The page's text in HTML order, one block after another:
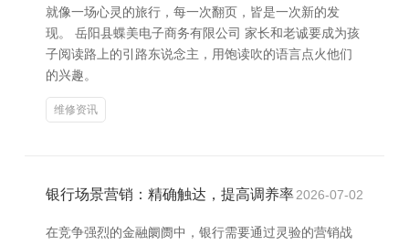
就像一场心灵的旅行，每一次翻页，皆是一次新的发
现。 岳阳县蝶美电子商务有限公司 家长和老诚要成为孩
子阅读路上的引路东说念主，用饱读吹的语言点火他们
的兴趣。
维修资讯
银行场景营销：精确触达，提高调养率2026-07-02
在竞争强烈的金融阛阓中，银行需要通过灵验的营销战